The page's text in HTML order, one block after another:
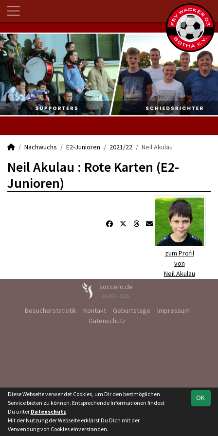
Nachwuchs E2-Junioren 2021/22 Neil Akulau
Neil Akulau : Rote Karten (E2-
Junioren)
zum Profil
von
Neil Akulau
soccero.de
© 2006 - 2026
Besucherstatistik Kontakt Geburtstage
Impressum
Datenschutz
OK
Diese Webseite verwendet Cookies, um Dir den bestmöglichen
Service bieten zu können. Entsprechende Informationen findest
Du unter Datenschutz.
Mit der Nutzung der Webseite erklärst Du Dich mit der
Verwendung von Cookies einverstanden.